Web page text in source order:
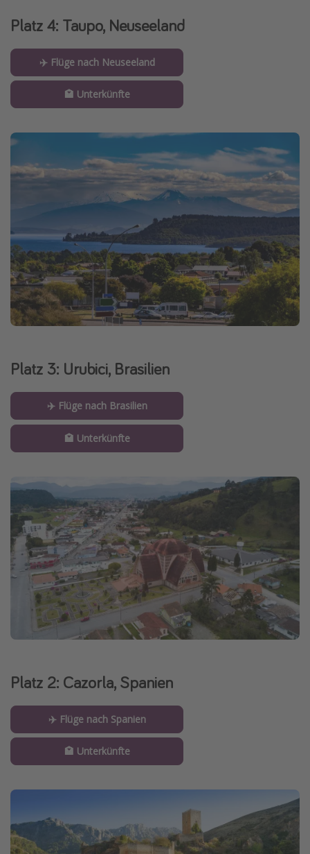
Platz 4: Taupo, Neuseeland
✈️ Flüge nach Neuseeland
🏩 Unterkünfte
Platz 3: Urubici, Brasilien
✈️ Flüge nach Brasilien
🏩 Unterkünfte
Platz 2: Cazorla, Spanien
✈️ Flüge nach Spanien
🏩 Unterkünfte